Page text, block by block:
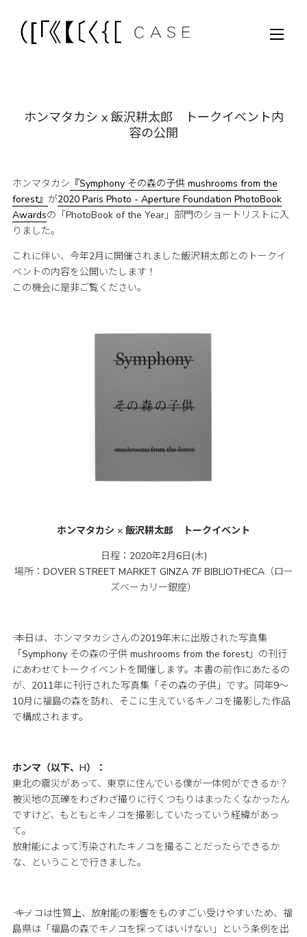
ホンマタカシ x 飯沢耕太郎 トークイベント内
容の公開
ホンマタカシ 『Symphony その森の子供 mushrooms from the
forest』 が2020 Paris Photo - Aperture Foundation PhotoBook
Awardsの「PhotoBook of the Year」部門のショートリストに入
りました。
これに伴い、今年2月に開催されました飯沢耕太郎とのトークイ
ベントの内容を公開いたします！
この機会に是非ご覧ください。
ホンマタカシ × 飯沢耕太郎 トークイベント
日程：2020年2月6日(木)
場所：DOVER STREET MARKET GINZA 7F BIBLIOTHECA（ロー
ズベーカリー銀座）
―― 本日は、ホンマタカシさんの2019年末に出版された写真集
「Symphony その森の子供 mushrooms from the forest」の刊行
にあわせてトークイベントを開催します。本書の前作にあたるの
が、2011年に刊行された写真集「その森の子供」です。同年9～
10月に福島の森を訪れ、そこに生えているキノコを撮影した作品
で構成されます。
ホンマ（以下、H）：
東北の震災があって、東京に住んでいる僕が一体何ができるか？
被災地の瓦礫をわざわざ撮りに行くつもりはまったくなかったん
ですけど、もともとキノコを撮影していたっていう経緯があっ
て。
放射能によって汚染されたキノコを撮ることだったらできるか
な、ということで行きました。
―― キノコは性質上、放射能の影響をものすごい受けやすいため、福
島県は「福島の森でキノコを採ってはいけない」という条例を出